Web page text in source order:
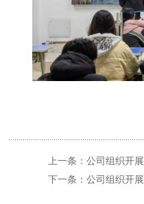
上一条：公司组织开
下一条：公司组织开